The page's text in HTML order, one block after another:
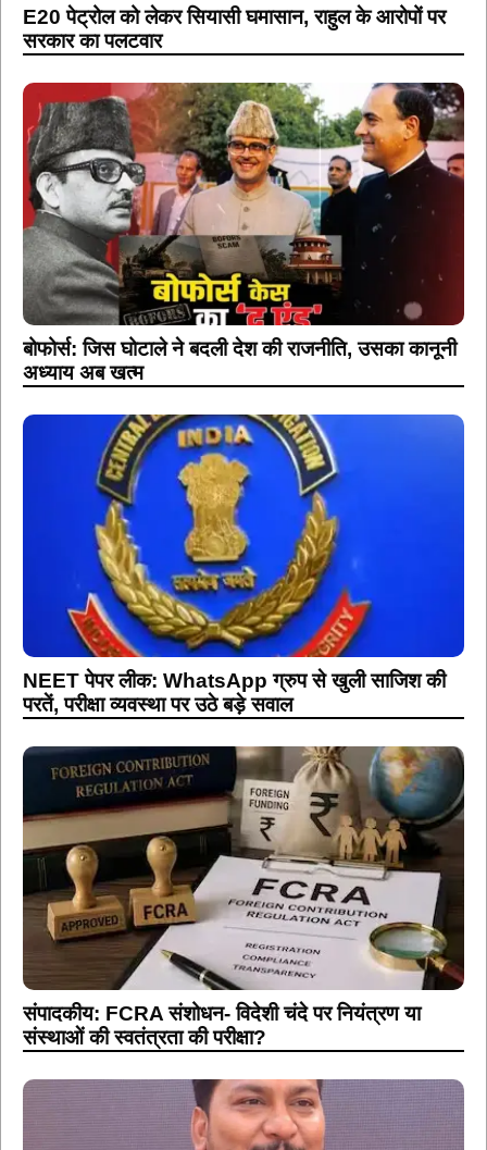
E20 पेट्रोल को लेकर सियासी घमासान, राहुल के आरोपों पर
सरकार का पलटवार
बोफोर्स: जिस घोटाले ने बदली देश की राजनीति, उसका कानूनी
अध्याय अब खत्म
NEET पेपर लीक: WhatsApp ग्रुप से खुली साजिश की
परतें, परीक्षा व्यवस्था पर उठे बड़े सवाल
संपादकीय: FCRA संशोधन- विदेशी चंदे पर नियंत्रण या
संस्थाओं की स्वतंत्रता की परीक्षा?